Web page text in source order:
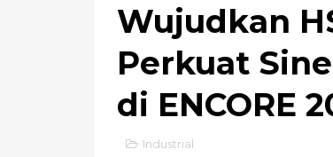
Wujudkan
Perkuat
di ENCORE
Industrial